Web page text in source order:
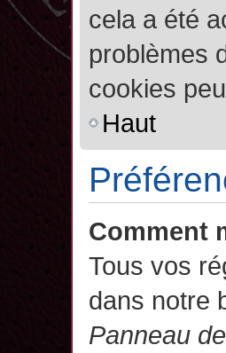
cela a été
problèmes
cookies
Haut
Comment
Tous vos
dans notre
Panneau